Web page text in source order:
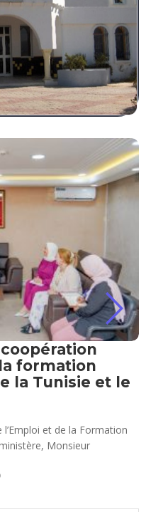
formation
la Tunisie et le
et de la Formation
Monsieur